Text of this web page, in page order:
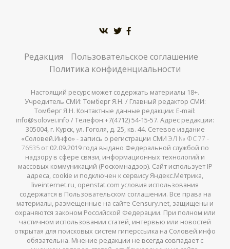
Редакция
Пользовательское соглашение
Политика конфиденциальности
Настоящий ресурс может содержать материалы 18+.
Учредитель СМИ: Томберг Я.Н. / Главный редактор СМИ:
Томберг Я.Н. Контактные данные редакции: E-mail:
info@solovei.info / Телефон:+7(4712) 54-15-57. Адрес редакции:
305004, г. Курск, ул. Гоголя, д. 25, кв. 44. Сетевое издание
«Соловей.Инфо» - запись о регистрации СМИ ЭЛ № ФС 77 -
76535от 02.09.2019 года выдано Федеральной службой по
надзору в сфере связи, информационных технологий и
массовых коммуникаций (Роскомнадзор). Сайт использует IP
адреса, cookie и подключен к сервису Яндекс.Метрика,
liveinternet.ru, openstat.com условия использования
содержатся в Пользовательском соглашении. Все права на
материалы, размещенные на сайте Censury.net, защищены и
охраняются законом Российской Федерации. При полном или
частичном использовании статей, интервью или новостей
открытая для поисковых систем гиперссылка на Соловей.инфо
обязательна. Мнение редакции не всегда совпадает с